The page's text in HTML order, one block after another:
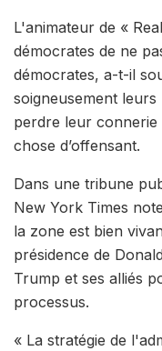
L'animateur de «
démocrates de ne
démocrates, a-t-il
soigneusement
perdre leur connerie
chose d’offensant.
Dans une tribune
New York Times
la zone est bien
présidence de
Trump et ses alliés
processus.
« La stratégie de